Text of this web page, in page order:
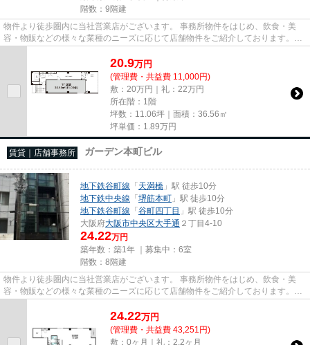
階数：9階建
物件より徒歩圏内に当社営業店がございます。 事務所物件をはじめ、飲食・美
容・物販などの様々な業種のニーズに応じて店舗物件をご紹介しております。
尚、弊社ではおとり広告は一切...
20.9万円
(管理費・共益費 11,000円)
敷：20万円｜礼：22万円
所在階：1階
坪数：11.06坪｜面積：36.56㎡
坪単価： 1.89万円
賃貸｜店舗事務所 ガーデン本町ビル
地下鉄谷町線 「天満橋 」駅 徒歩10分
地下鉄中央線 「堺筋本町 」駅 徒歩10分
地下鉄谷町線 「谷町四丁目 」駅 徒歩10分
大阪府大阪市中央区大手通 ２丁目4-10
24.22万円
築年数：築1年 ｜募集中： 6室
階数：8階建
物件より徒歩圏内に当社営業店がございます。 事務所物件をはじめ、飲食・美
容・物販などの様々な業種のニーズに応じて店舗物件をご紹介しております。
尚、弊社ではおとり広告は一切...
24.22万円
(管理費・共益費 43,251円)
敷：0ヶ月｜礼：2.2ヶ月